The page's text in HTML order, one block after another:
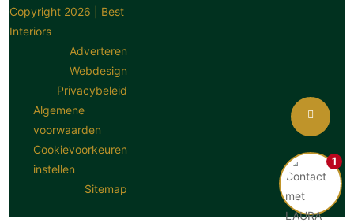
1
Copyright 2026 | Best
Interiors
Adverteren
Webdesign
Privacybeleid
Algemene
voorwaarden
Cookievoorkeuren
instellen
Sitemap